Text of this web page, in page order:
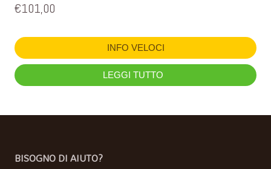
€101,00
INFO VELOCI
LEGGI TUTTO
BISOGNO DI AIUTO?